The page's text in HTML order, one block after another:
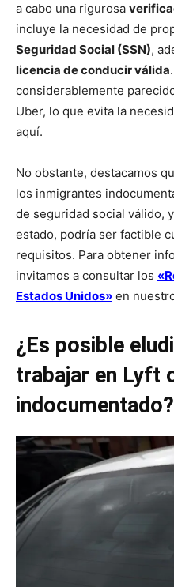
a cabo una rigurosa
incluye la necesidad de
Seguridad Social (SSN),
licencia de conducir válida
considerablemente
Uber, lo que evita la
aquí.
No obstante, destacamos
los inmigrantes
de seguridad social válido,
estado, podría ser factible
requisitos. Para obtener
invitamos a consultar los
Estados Unidos» en
¿Es posible
trabajar en Lyft
indocumentado?